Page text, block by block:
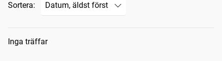
Sortera:
Sökresultat
Inga träffar